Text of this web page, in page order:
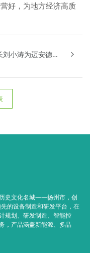
好，为地方经济高质
为迈安德颁发“2025年江苏省省长质量奖”
史文化名城——扬州市，创
的设备制造和研发平台，在
规划、研发制造、智能控
，产品涵盖新能源、多晶